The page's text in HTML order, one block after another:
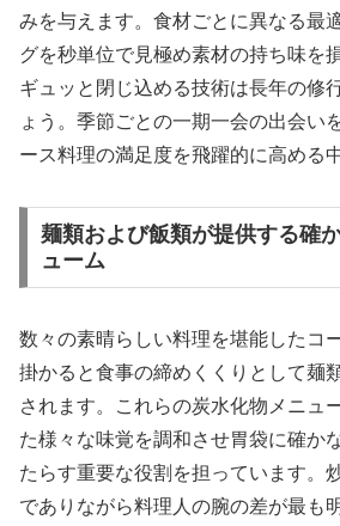
みを与えます。食材ごとに異なる最
グを秒単位で見極め素材の持ち味を
ギュッと閉じ込める技術は長年の修
ょう。季節ごとの一期一会の出会い
ース料理の満足度を飛躍的に高める
麺類および飯類が提供する確
ューム
数々の素晴らしい料理を堪能したコ
掛かると食事の締めくくりとして麺
されます。これらの炭水化物メニュ
た様々な味覚を調和させ胃袋に確か
たらす重要な役割を担っています。
でありながら料理人の腕の差が最も